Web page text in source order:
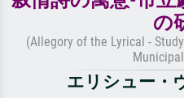
の
(Allegory of the Lyrical -
エリシュー・